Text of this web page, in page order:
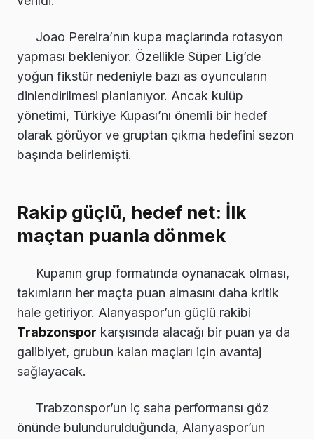
Joao Pereira’nın kupa maçlarında rotasyon
yapması bekleniyor. Özellikle Süper Lig’de
yoğun fikstür nedeniyle bazı as oyuncuların
dinlendirilmesi planlanıyor. Ancak kulüp
yönetimi, Türkiye Kupası’nı önemli bir hedef
olarak görüyor ve gruptan çıkma hedefini sezon
başında belirlemişti.
Rakip güçlü, hedef net: İlk
maçtan puanla dönmek
Kupanın grup formatında oynanacak olması,
takımların her maçta puan almasını daha kritik
hale getiriyor. Alanyaspor’un güçlü rakibi
Trabzonspor karşısında alacağı bir puan ya da
galibiyet, grubun kalan maçları için avantaj
sağlayacak.
Trabzonspor’un iç saha performansı göz
önünde bulundurulduğunda, Alanyaspor’un